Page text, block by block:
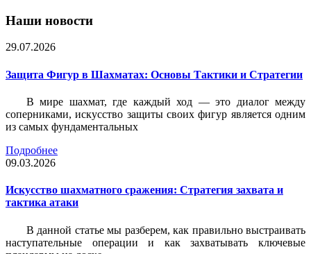
Наши новости
29.07.2026
Защита Фигур в Шахматах: Основы Тактики и Стратегии
В мире шахмат, где каждый ход — это диалог между
соперниками, искусство защиты своих фигур является одним
из самых фундаментальных
Подробнее
09.03.2026
Искусство шахматного сражения: Стратегия захвата и
тактика атаки
В данной статье мы разберем, как правильно выстраивать
наступательные операции и как захватывать ключевые